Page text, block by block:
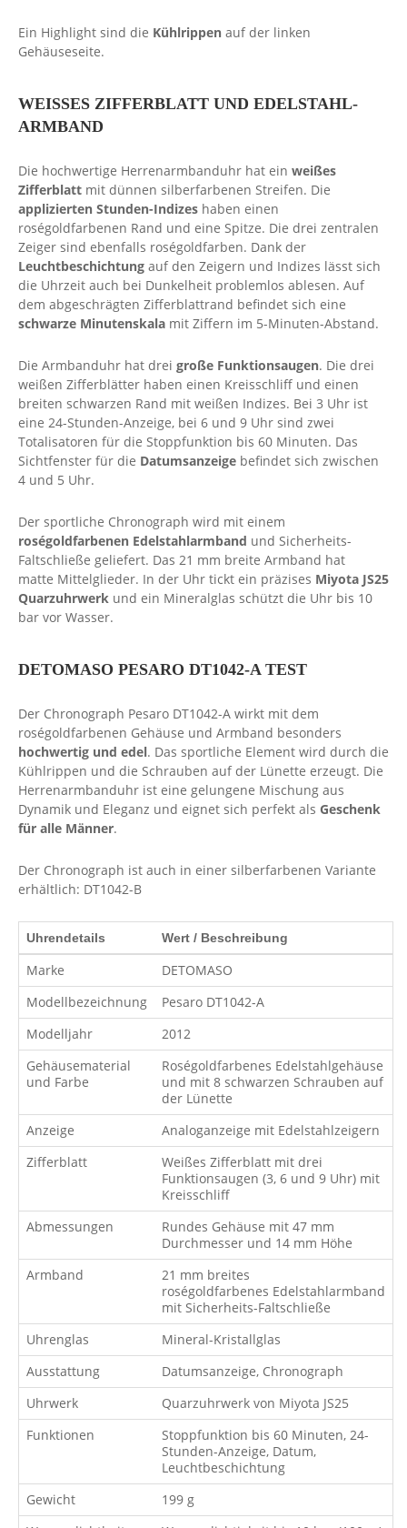
Ein Highlight sind die Kühlrippen auf der linken
Gehäuseseite.
WEISSES ZIFFERBLATT UND EDELSTAHL-A
RMBAND
Die hochwertige Herrenarmbanduhr hat ein weißes
Zifferblatt mit dünnen silberfarbenen Streifen. Die
applizierten Stunden-Indizes haben einen
roségoldfarbenen Rand und eine Spitze. Die drei zentralen
Zeiger sind ebenfalls roségoldfarben. Dank der
Leuchtbeschichtung auf den Zeigern und Indizes lässt sich
die Uhrzeit auch bei Dunkelheit problemlos ablesen. Auf
dem abgeschrägten Zifferblattrand befindet sich eine
schwarze Minutenskala mit Ziffern im 5-Minuten-Abstand.
Die Armbanduhr hat drei große Funktionsaugen. Die drei
weißen Zifferblätter haben einen Kreisschliff und einen
breiten schwarzen Rand mit weißen Indizes. Bei 3 Uhr ist
eine 24-Stunden-Anzeige, bei 6 und 9 Uhr sind zwei
Totalisatoren für die Stoppfunktion bis 60 Minuten. Das
Sichtfenster für die Datumsanzeige befindet sich zwischen
4 und 5 Uhr.
Der sportliche Chronograph wird mit einem
roségoldfarbenen Edelstahlarmband und Sicherheits-
Faltschließe geliefert. Das 21 mm breite Armband hat
matte Mittelglieder. In der Uhr tickt ein präzises Miyota JS25
Quarzuhrwerk und ein Mineralglas schützt die Uhr bis 10
bar vor Wasser.
DETOMASO PESARO DT1042-A TEST
Der Chronograph Pesaro DT1042-A wirkt mit dem
roségoldfarbenen Gehäuse und Armband besonders
hochwertig und edel. Das sportliche Element wird durch die
Kühlrippen und die Schrauben auf der Lünette erzeugt. Die
Herrenarmbanduhr ist eine gelungene Mischung aus
Dynamik und Eleganz und eignet sich perfekt als Geschenk
für alle Männer.
Der Chronograph ist auch in einer silberfarbenen Variante
erhältlich: DT1042-B
Uhrendetails Wert / Beschreibung
Marke
DETOMASO
Modellbezeichnung
Pesaro DT1042-A
Modelljahr
2012
Gehäusematerial
und Farbe
Roségoldfarbenes Edelstahlgehäuse
und mit 8 schwarzen Schrauben auf
der Lünette
Anzeige
Analoganzeige mit Edelstahlzeigern
Zifferblatt
Weißes Zifferblatt mit drei
Funktionsaugen (3, 6 und 9 Uhr) mit
Kreisschliff
Abmessungen
Rundes Gehäuse mit 47 mm
Durchmesser und 14 mm Höhe
Armband
21 mm breites
roségoldfarbenes Edelstahlarmband
mit Sicherheits-Faltschließe
Uhrenglas
Mineral-Kristallglas
Ausstattung
Datumsanzeige, Chronograph
Uhrwerk
Quarzuhrwerk von Miyota JS25
Funktionen
Stoppfunktion bis 60 Minuten, 24-
Stunden-Anzeige, Datum,
Leuchtbeschichtung
Gewicht
199 g